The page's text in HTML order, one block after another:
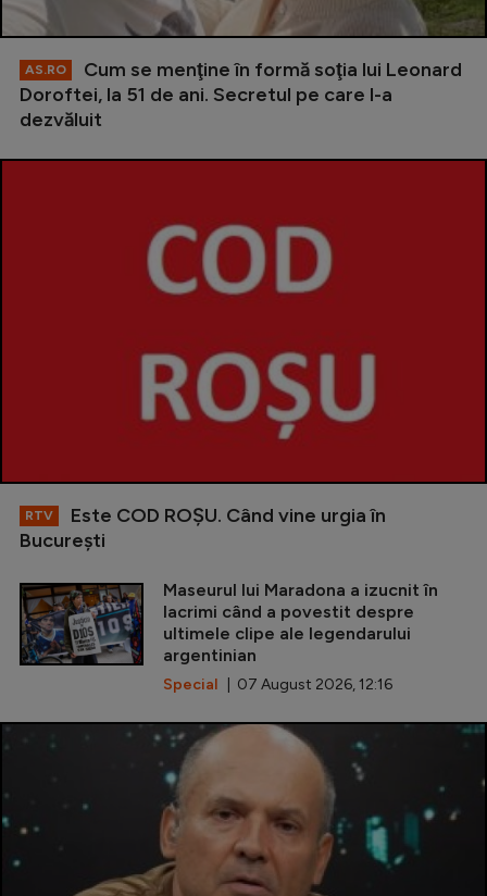
AS.RO
Cum se menţine în formă soţia lui Leonard
Doroftei, la 51 de ani. Secretul pe care l-a
dezvăluit
RTV
Este COD ROŞU. Când vine urgia în
Bucureşti
Maseurul lui Maradona a izucnit în
lacrimi când a povestit despre
ultimele clipe ale legendarului
argentinian
Special | 07 August 2026, 12:16